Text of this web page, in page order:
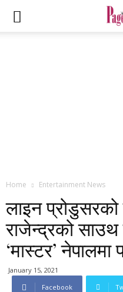
Home Entertainment News
लाइन
राजेन्द्रको
‘मास्टर’ नेपालमा
January 15, 2021
Facebook